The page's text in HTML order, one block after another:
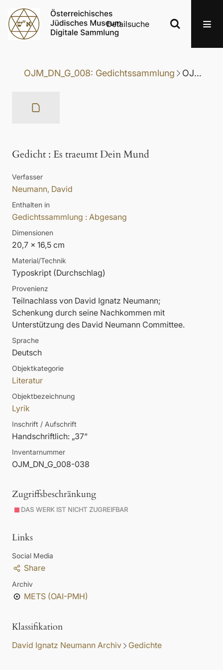
Detailsuche
OJM_DN_G_008: Gedichtssammlung OJM_DN_G_008-038: Gedicht
Gedicht : Es traeumt Dein Mund
Verfasser
Neumann, David
Enthalten in
Gedichtssammlung : Abgesang
Dimensionen
20,7 x 16,5 cm
Material/Technik
Typoskript (Durchschlag)
Provenienz
Teilnachlass von David Ignatz Neumann;
Schenkung durch seine Nachkommen mit
Unterstützung des David Neumann Committee.
Sprache
Deutsch
Objektkategorie
Literatur
Objektbezeichnung
Lyrik
Inschrift / Aufschrift
Handschriftlich: „37“
Inventarnummer
OJM_DN_G_008-038
Zugriffsbeschränkung
DAS WERK IST NICHT ZUGREIFBAR
Links
Social Media
Share
Archiv
METS (OAI-PMH)
Klassifikation
David Ignatz Neumann Archiv Gedichte